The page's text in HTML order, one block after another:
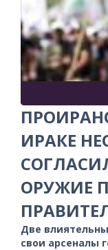
ИРАКЕ
ОРУЖИЕ
Две
свои арсеналы